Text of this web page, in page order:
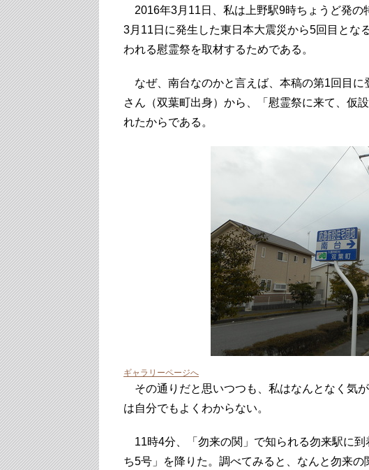
2016年3月11日、私は上野駅9時ちょうど発の
3月11日に発生した東日本大震災から5回目とな
われる慰霊祭を取材するためである。
なぜ、南台なのかと言えば、本稿の第1回目に
さん（双葉町出身）から、「慰霊祭に来て、仮
れたからである。
ギャラリーページへ
その通りだと思いつつも、私はなんとなく気
は自分でもよくわからない。
11時4分、「勿来の関」で知られる勿来駅に到
ち5号」を降りた。調べてみると、なんと勿来